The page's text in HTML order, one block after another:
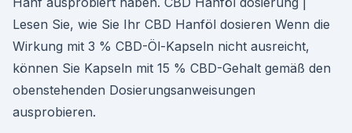
Lesen Sie, wie Sie Ihr CBD Hanföl dosieren Wenn die
Wirkung mit 3 % CBD-Öl-Kapseln nicht ausreicht,
können Sie Kapseln mit 15 % CBD-Gehalt gemäß den
obenstehenden Dosierungsanweisungen
ausprobieren.